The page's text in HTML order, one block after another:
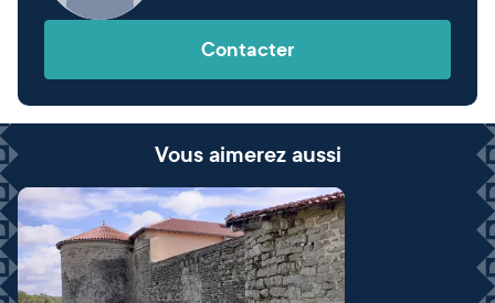
Contacter
Vous aimerez aussi